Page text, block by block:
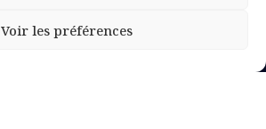
Voir les préférences